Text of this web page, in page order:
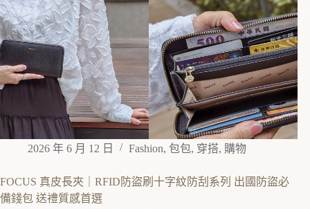
2026 年 6 月 12 日 Fashion, 包包, 穿搭, 購物
FOCUS 真皮長夾｜RFID防盜刷十字紋防刮系列 出國防盜必
備錢包 送禮質感首選